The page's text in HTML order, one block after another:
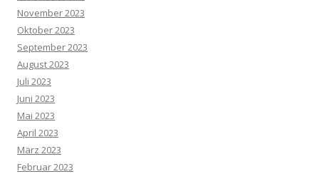
November 2023
Oktober 2023
September 2023
August 2023
Juli 2023
Juni 2023
Mai 2023
April 2023
März 2023
Februar 2023